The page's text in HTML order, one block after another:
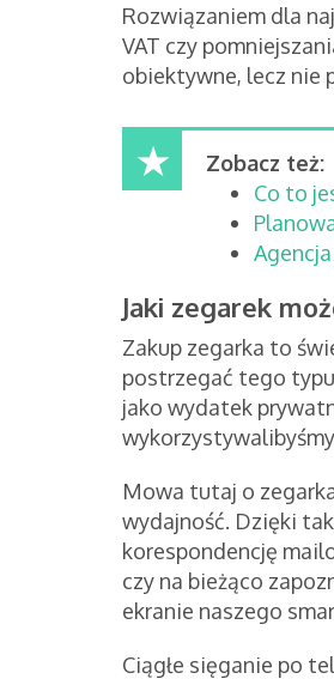
Rozwiązaniem dla
VAT czy
obiektywne, lecz nie
Zobacz też:
Co to
Jaki zegarek
Zakup zegarka to
postrzegać tego
jako wydatek
Mowa tutaj o
wydajność. Dzięki
korespondencję
czy na bieżąco
ekranie naszego
Ciągłe sięganie po